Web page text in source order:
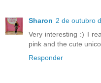
Sharon 2 de outubro
Very interesting :) I
pink and the cute
Responder